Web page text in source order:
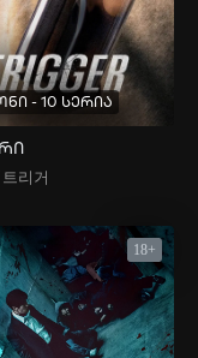
- 10 სერია
리거
18+